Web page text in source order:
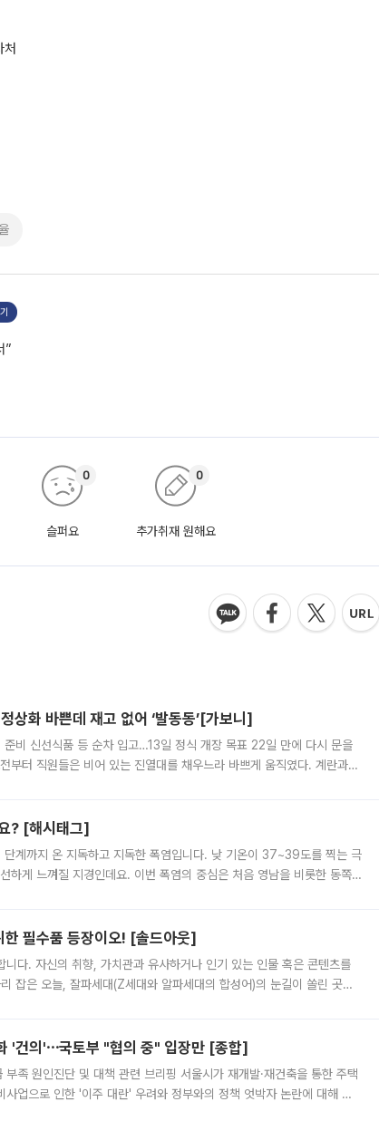
”
슬퍼요
0
추가취재 원해요
0
화 바쁜데 재고 없어 ‘발동동’[가보니]
비 신선식품 등 순차 입고…13일 정식 개장 목표 22일 만에 다시 문을
부터 직원들은 비어 있는 진열대를 채우느라 바쁘게 움직였다. 계란과
? [해시태그]
단계까지 온 지독하고 지독한 폭염입니다. 낮 기온이 37~39도를 찍는 극
하게 느껴질 지경인데요. 이번 폭염의 중심은 처음 영남을 비롯한 동쪽
필수품 등장이오! [솔드아웃]
니다. 자신의 취향, 가치관과 유사하거나 인기 있는 인물 혹은 콘텐츠를
잡은 오늘, 잘파세대(Z세대와 알파세대의 합성어)의 눈길이 쏠린 곳은
'건의'⋯국토부 "협의 중" 입장만 [종합]
부족 원인진단 및 대책 관련 브리핑 서울시가 재개발·재건축을 통한 주택
업으로 인한 '이주 대란' 우려와 정부와의 정책 엇박자 논란에 대해 정